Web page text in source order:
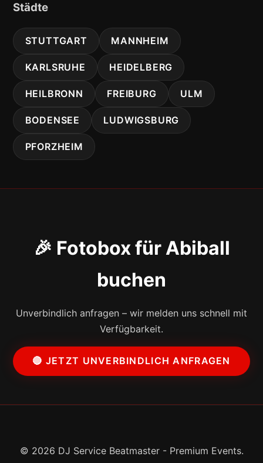
Städte
STUTTGART MANNHEIM
KARLSRUHE HEIDELBERG
HEILBRONN FREIBURG ULM
BODENSEE LUDWIGSBURG
PFORZHEIM
🎉 Fotobox für Abiball
buchen
Unverbindlich anfragen – wir melden uns schnell mit
Verfügbarkeit.
🔴 JETZT UNVERBINDLICH ANFRAGEN
© 2026 DJ Service Beatmaster - Premium Events.